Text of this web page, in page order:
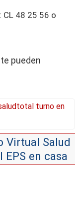
CL 48 25 56 o
pueden
Virtual Salud
EPS en casa